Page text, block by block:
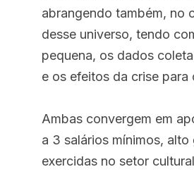
abrangendo também, no
desse universo, tendo
pequena, os dados
e os efeitos da crise para
Ambas convergem em
a 3 salários mínimos,
exercidas no setor